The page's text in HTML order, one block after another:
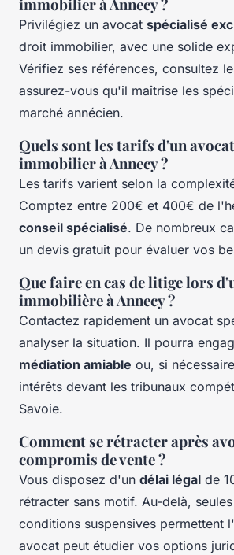
immobilier à Annecy ?
Privilégiez un avocat spécialisé
droit immobilier, avec une solide
Vérifiez ses références, consultez
assurez-vous qu'il maîtrise les
marché annécien.
Quels sont les tarifs d'un
immobilier à Annecy ?
Les tarifs varient selon la
Comptez entre 200€ et 400€ de
conseil spécialisé. De nombreux
un devis gratuit pour évaluer vos
Que faire en cas de litige lors
immobilière à Annecy ?
Contactez rapidement un avocat
analyser la situation. Il pourra
médiation amiable ou, si
intérêts devant les tribunaux
Savoie.
Comment se rétracter après
compromis de vente ?
Vous disposez d'un délai légal de
rétracter sans motif. Au-delà,
conditions suspensives permettent
avocat peut étudier vos options